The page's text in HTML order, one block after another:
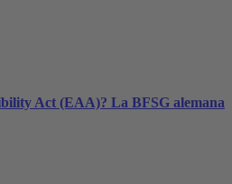
Act (EAA)? La BFSG alemana